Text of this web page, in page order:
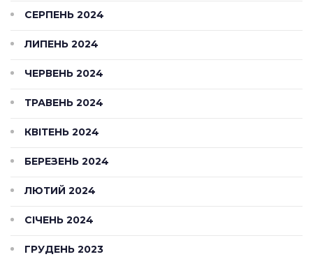
СЕРПЕНЬ 2024
ЛИПЕНЬ 2024
ЧЕРВЕНЬ 2024
ТРАВЕНЬ 2024
КВІТЕНЬ 2024
БЕРЕЗЕНЬ 2024
ЛЮТИЙ 2024
СІЧЕНЬ 2024
ГРУДЕНЬ 2023